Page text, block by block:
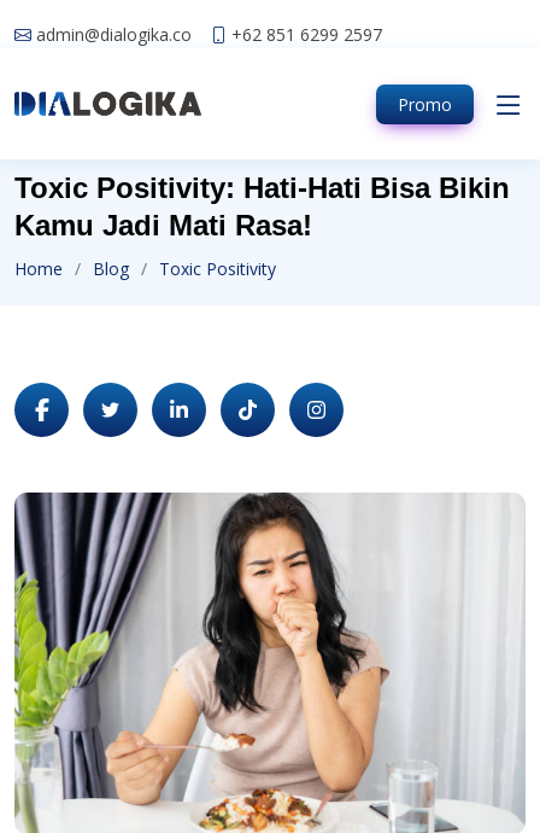
admin@dialogika.co +62 851 6299 2597
Promo
Toxic Positivity: Hati-Hati Bisa Bikin
Kamu Jadi Mati Rasa!
Home Blog Toxic Positivity